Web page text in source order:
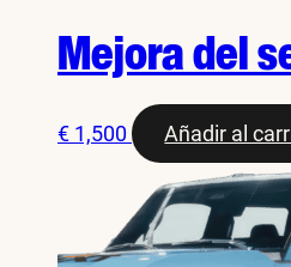
Mejora del
€ 1,500 Añadir al